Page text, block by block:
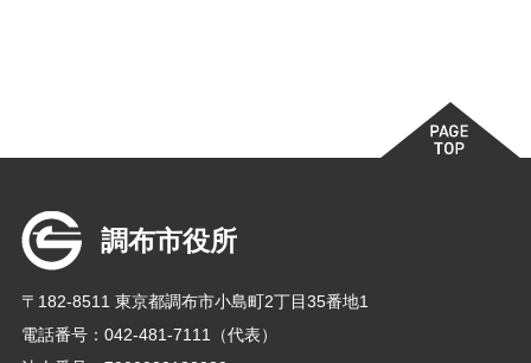
調布市役所
〒182-8511 東京都調布市小島町2丁目35番地1
電話番号：042-481-7111（代表）